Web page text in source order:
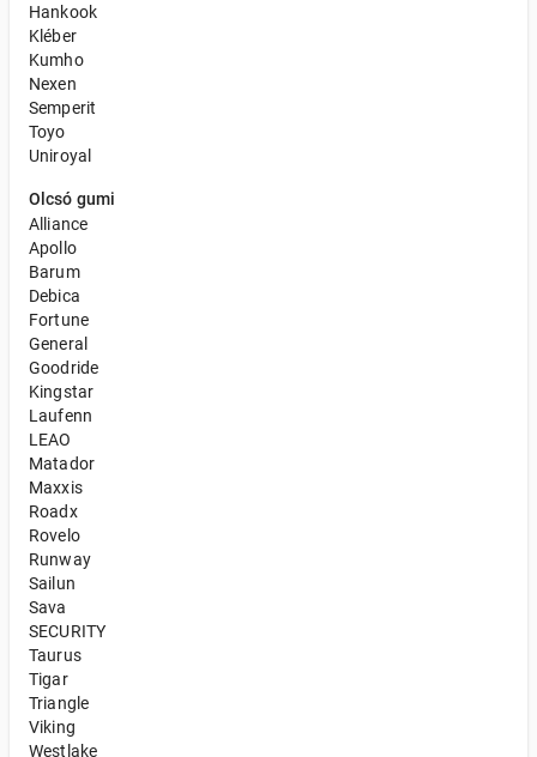
Hankook
Kléber
Kumho
Nexen
Semperit
Toyo
Uniroyal
Olcsó gumi
Alliance
Apollo
Barum
Debica
Fortune
General
Goodride
Kingstar
Laufenn
LEAO
Matador
Maxxis
Roadx
Rovelo
Runway
Sailun
Sava
SECURITY
Taurus
Tigar
Triangle
Viking
Westlake